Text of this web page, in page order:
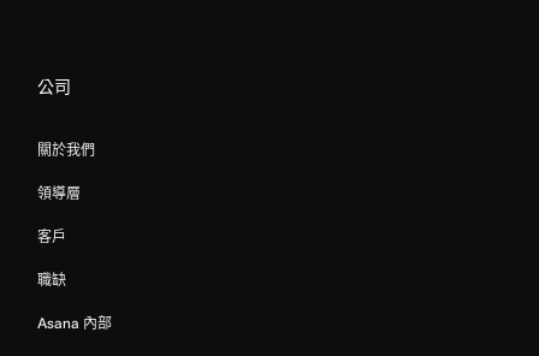
公司
關於我們
領導層
客戶
職缺
Asana 內部